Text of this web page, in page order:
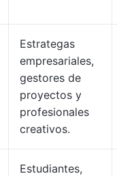
Estrategas
empresariales,
gestores de
proyectos y
profesionales
creativos.
Estudiantes,